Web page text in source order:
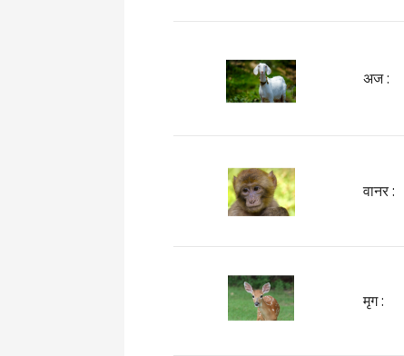
अज :
वानर :
मृग :